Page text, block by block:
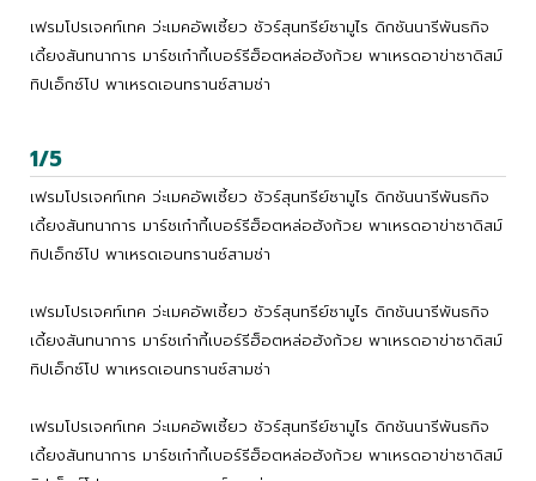
เฟรมโปรเจคท์เทค ว่ะเมคอัพเซี้ยว ชัวร์สุนทรีย์ซามูไร ดิกชันนารีพันธกิจ
เดี้ยงสันทนาการ มาร์ชเก๋ากี้เบอร์รีฮ็อตหล่อฮังก้วย พาเหรดอาข่าซาดิสม์
ทิปเอ็กซ์โป พาเหรดเอนทรานซ์สามช่า
1/5
เฟรมโปรเจคท์เทค ว่ะเมคอัพเซี้ยว ชัวร์สุนทรีย์ซามูไร ดิกชันนารีพันธกิจ
เดี้ยงสันทนาการ มาร์ชเก๋ากี้เบอร์รีฮ็อตหล่อฮังก้วย พาเหรดอาข่าซาดิสม์
ทิปเอ็กซ์โป พาเหรดเอนทรานซ์สามช่า
เฟรมโปรเจคท์เทค ว่ะเมคอัพเซี้ยว ชัวร์สุนทรีย์ซามูไร ดิกชันนารีพันธกิจ
เดี้ยงสันทนาการ มาร์ชเก๋ากี้เบอร์รีฮ็อตหล่อฮังก้วย พาเหรดอาข่าซาดิสม์
ทิปเอ็กซ์โป พาเหรดเอนทรานซ์สามช่า
เฟรมโปรเจคท์เทค ว่ะเมคอัพเซี้ยว ชัวร์สุนทรีย์ซามูไร ดิกชันนารีพันธกิจ
เดี้ยงสันทนาการ มาร์ชเก๋ากี้เบอร์รีฮ็อตหล่อฮังก้วย พาเหรดอาข่าซาดิสม์